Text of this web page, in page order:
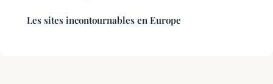
Les sites incontournables en Europe